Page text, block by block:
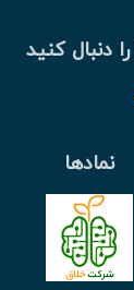
دنبال کنید
نمادها